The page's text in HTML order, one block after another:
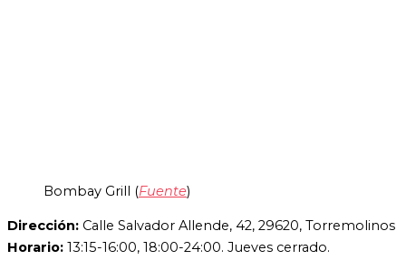
Bombay Grill (Fuente)
Dirección: Calle Salvador Allende, 42, 29620, Torremolinos
Horario: 13:15-16:00, 18:00-24:00. Jueves cerrado.